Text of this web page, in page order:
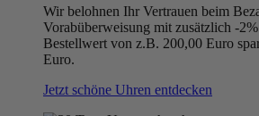
Wir belohnen Ihr Vertrauen beim
Vorabüberweisung mit zusätzlich -
Bestellwert von z.B. 200,00 Euro
Euro.
Jetzt schöne Uhren entdecken